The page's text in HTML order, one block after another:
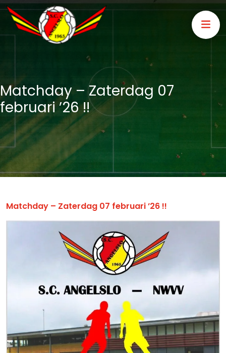
Matchday – Zaterdag 07
februari ’26 !!
Matchday – Zaterdag 07 februari ’26 !!